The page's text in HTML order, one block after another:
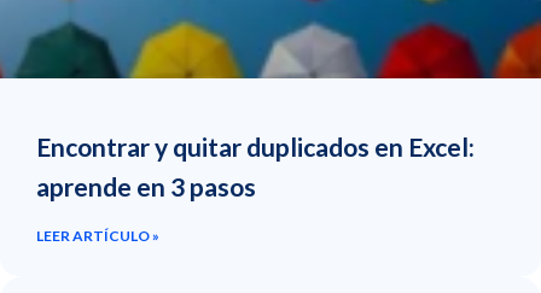
Encontrar y quitar duplicados en Excel:
aprende en 3 pasos
LEER ARTÍCULO »